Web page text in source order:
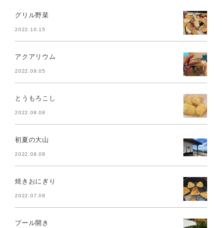
グリル野菜
2022.10.15
アクアリウム
2022.09.05
とうもろこし
2022.08.08
初夏の大山
2022.08.08
焼きおにぎり
2022.07.08
プール開き